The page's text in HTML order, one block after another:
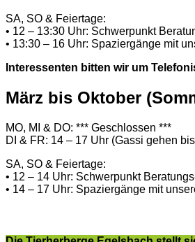
SA, SO & Feiertage:
• 12 – 13:30 Uhr: Schwerpunkt
• 13:30 – 16 Uhr: Spaziergänge mit
Interessenten bitten wir um
März bis Oktober
MO, MI & DO: *** Geschlossen ***
DI & FR: 14 – 17 Uhr (Gassi gehen
SA, SO & Feiertage:
• 12 – 14 Uhr: Schwerpunkt
• 14 – 17 Uhr: Spaziergänge mit